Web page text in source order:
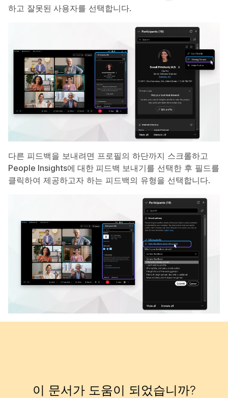
하고 잘못된 사용자를 선택합니다.
다른 피드백을 보내려면 프로필의 하단까지 스크롤하고
People Insights에 대한 피드백 보내기를 선택한 후 필드를
클릭하여 제공하고자 하는 피드백의 유형을 선택합니다.
이 문서가 도움이 되었습니까?